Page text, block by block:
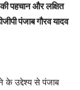
पहचान और लक्षित
पंजाब गौरव यादव
के उद्देश्य से पंजाब